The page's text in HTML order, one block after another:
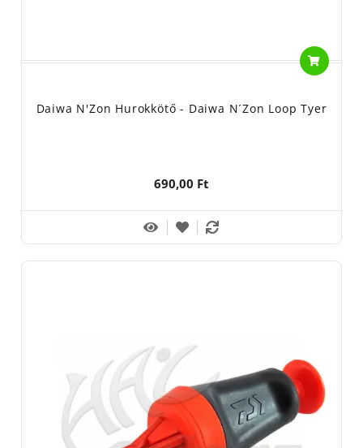
Daiwa N'Zon Hurokkötő - Daiwa N´Zon Loop Tyer
690,00 Ft